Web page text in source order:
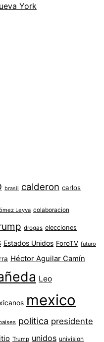
York
brasil calderon carlos
Leyva colaboracion
drogas elecciones
Estados Unidos ForoTV futuro
Héctor Aguilar Camín
Leo
mexico
politica presidente
Trump unidos univision